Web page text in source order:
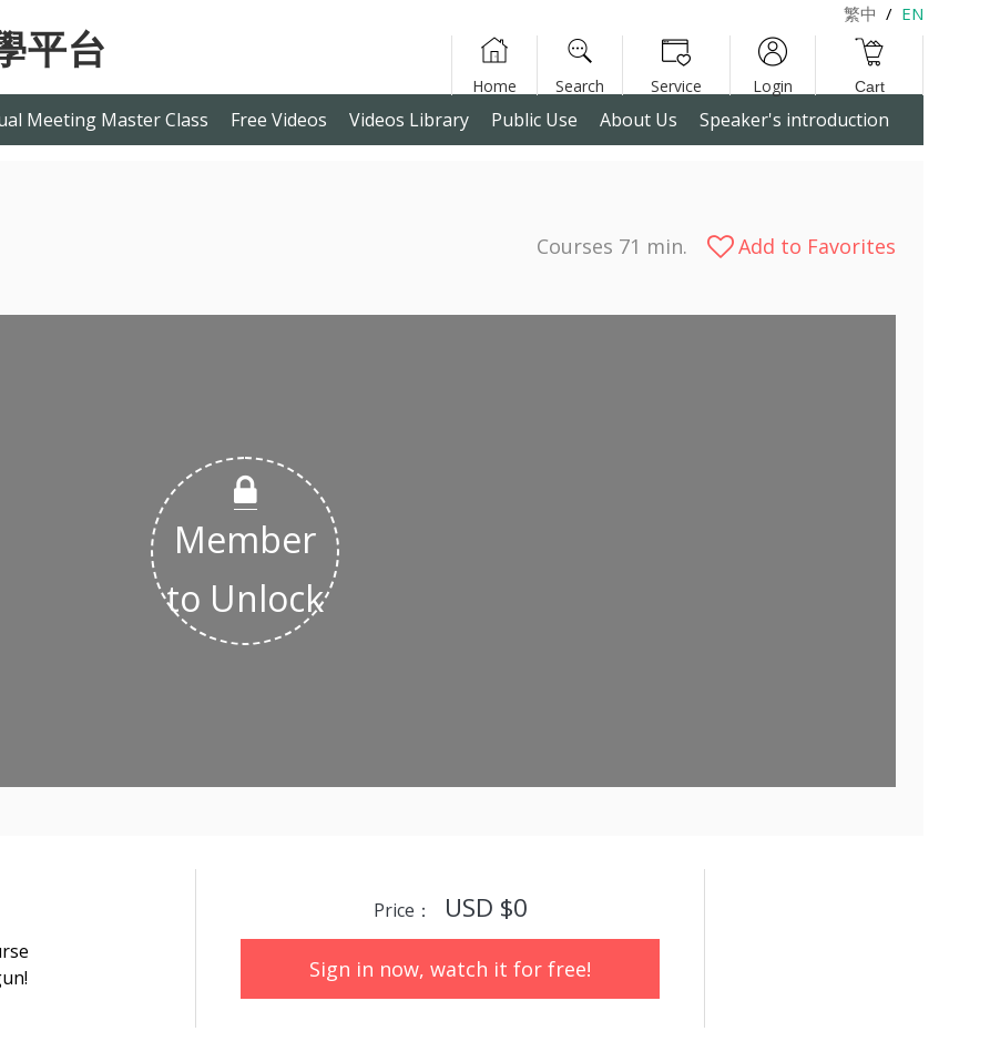
繁中 / EN
Meeting Master Class Free Videos Videos Library Public Use About Us Speaker's introduction
Courses 71 min. Add to Favorites
Member
to Unlock
Price： USD $0
Sign in now, watch it for free!